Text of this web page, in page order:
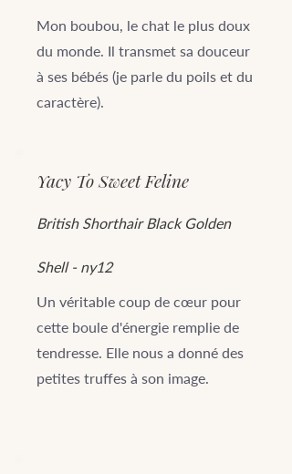
Mon boubou, le chat le plus doux
du monde. Il transmet sa douceur
à ses bébés (je parle du poils et du
caractère).
Yacy To Sweet Feline
British Shorthair Black Golden
Shell - ny12
Un véritable coup de cœur pour
cette boule d'énergie remplie de
tendresse. Elle nous a donné des
petites truffes à son image.